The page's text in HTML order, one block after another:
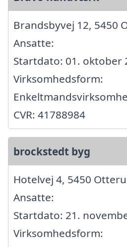
Brandsbyvej 12, 5450
Ansatte:
Startdato: 01. oktober
Virksomhedsform:
CVR: 41788984
brockstedt byg
Hotelvej 4, 5450
Ansatte:
Startdato: 21.
Virksomhedsform: